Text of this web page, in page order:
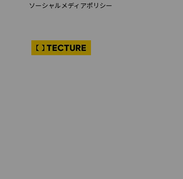
ソーシャルメディアポリシー